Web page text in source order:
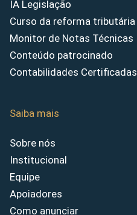
IA Legislação
Curso da reforma tributária
Monitor de Notas Técnicas
Conteúdo patrocinado
Contabilidades Certificadas
Saiba mais
Sobre nós
Institucional
Equipe
Apoiadores
Como anunciar